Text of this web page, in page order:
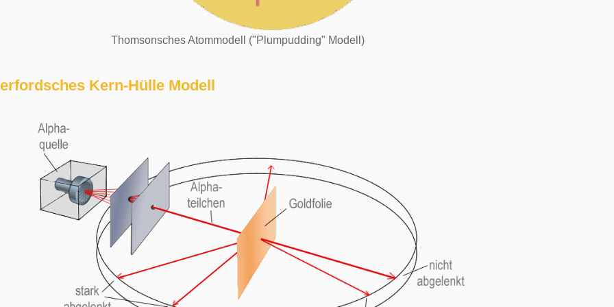
Thomsonsches Atommodell ("Plumpudding" Modell)
Kern-Hülle Modell